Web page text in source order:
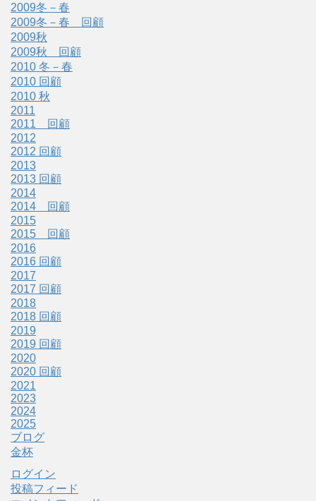
2009冬－春
2009冬－春 回顧
2009秋
2009秋 回顧
2010 冬－春
2010 回顧
2010 秋
2011
2011 回顧
2012
2012 回顧
2013
2013 回顧
2014
2014 回顧
2015
2015 回顧
2016
2016 回顧
2017
2017 回顧
2018
2018 回顧
2019
2019 回顧
2020
2020 回顧
2021
2023
2024
2025
ブログ
金杯
ログイン
投稿フィード